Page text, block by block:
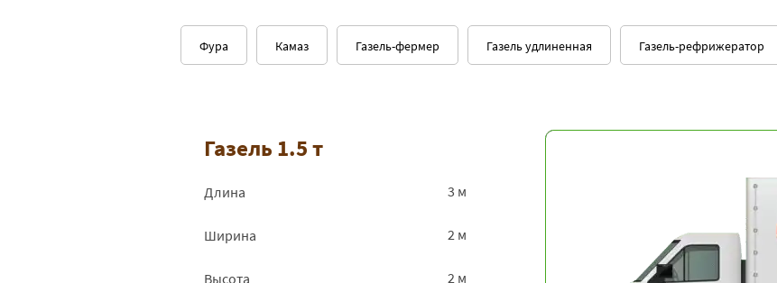
Газель удлиненная Газель-рефрижератор
Газель-фермер
Камаз
Фура
Газель 1.5 т
Длина 3 м
Ширина 2 м
Высота 2 м